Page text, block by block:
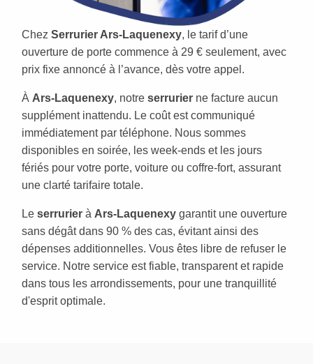
Chez Serrurier Ars-Laquenexy, le tarif d’une
ouverture de porte commence à 29 € seulement, avec
prix fixe annoncé à l’avance, dès votre appel.
À Ars-Laquenexy, notre serrurier ne facture aucun
supplément inattendu. Le coût est communiqué
immédiatement par téléphone. Nous sommes
disponibles en soirée, les week-ends et les jours
fériés pour votre porte, voiture ou coffre-fort, assurant
une clarté tarifaire totale.
Le serrurier à Ars-Laquenexy garantit une ouverture
sans dégât dans 90 % des cas, évitant ainsi des
dépenses additionnelles. Vous êtes libre de refuser le
service. Notre service est fiable, transparent et rapide
dans tous les arrondissements, pour une tranquillité
d'esprit optimale.